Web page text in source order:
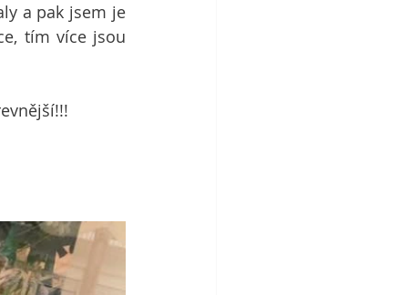
a pak jsem je
tím více jsou